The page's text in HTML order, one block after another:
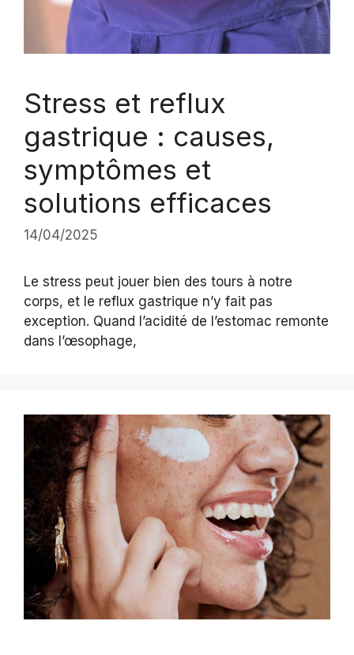
Stress et reflux
gastrique : causes,
symptômes et
solutions efficaces
14/04/2025
Le stress peut jouer bien des tours à notre
corps, et le reflux gastrique n’y fait pas
exception. Quand l’acidité de l’estomac remonte
dans l’œsophage,